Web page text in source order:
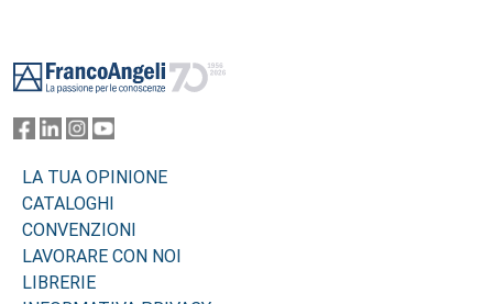
LA TUA OPINIONE
CATALOGHI
CONVENZIONI
LAVORARE CON NOI
LIBRERIE